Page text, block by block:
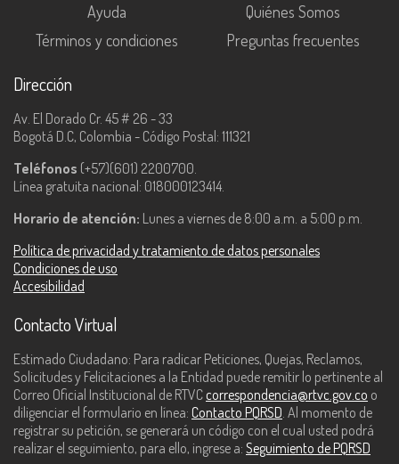
Ayuda
Quiénes Somos
Términos y condiciones
Preguntas frecuentes
Dirección
Av. El Dorado Cr. 45 # 26 - 33
Bogotá D.C, Colombia - Código Postal: 111321
Teléfonos (+57)(601) 2200700.
Línea gratuita nacional: 018000123414.
Horario de atención: Lunes a viernes de 8:00 a.m. a 5:00 p.m.
Política de privacidad y tratamiento de datos personales
Condiciones de uso
Accesibilidad
Contacto Virtual
Estimado Ciudadano: Para radicar Peticiones, Quejas, Reclamos,
Solicitudes y Felicitaciones a la Entidad puede remitir lo pertinente al
Correo Oficial Institucional de RTVC correspondencia@rtvc.gov.co o
diligenciar el formulario en línea: Contacto PQRSD. Al momento de
registrar su petición, se generará un código con el cual usted podrá
realizar el seguimiento, para ello, ingrese a: Seguimiento de PQRSD